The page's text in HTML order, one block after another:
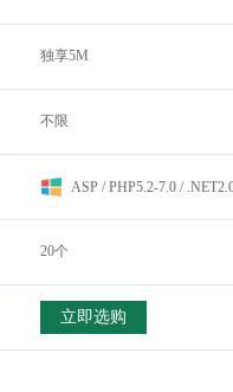
独享5M
不限
ASP / PHP5.2-7.0 /
20个
立即选购